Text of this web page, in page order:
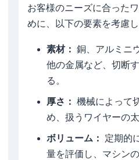
お客様のニーズに合った
めに、以下の要素を考慮
素材： 銅、アルミニ
他の金属など、切断
る。
厚さ： 機械によって
め、扱うワイヤーの
ボリューム：
定期的
量を評価し、マシン